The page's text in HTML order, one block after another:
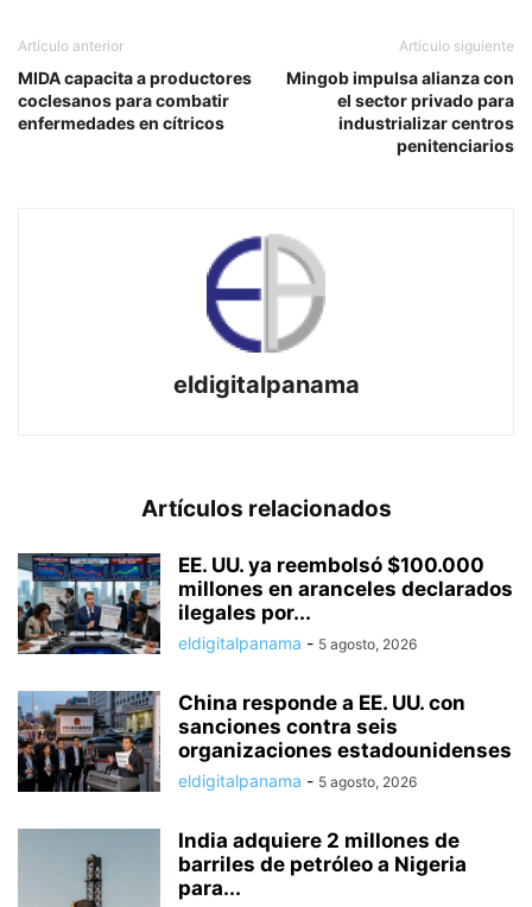
Artículo anterior
MIDA capacita a productores
coclesanos para combatir
enfermedades en cítricos
Artículo siguiente
Mingob impulsa alianza con
el sector privado para
industrializar centros
penitenciarios
eldigitalpanama
Artículos relacionados
EE. UU. ya reembolsó $100.000
millones en aranceles declarados
ilegales por...
eldigitalpanama - 5 agosto, 2026
China responde a EE. UU. con
sanciones contra seis
organizaciones estadounidenses
eldigitalpanama - 5 agosto, 2026
India adquiere 2 millones de
barriles de petróleo a Nigeria
para...